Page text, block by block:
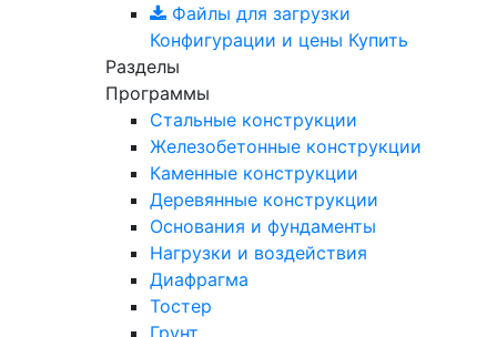
Файлы для загрузки
Конфигурации и цены Купить
Разделы
Программы
Стальные конструкции
Железобетонные конструкции
Каменные конструкции
Деревянные конструкции
Основания и фундаменты
Нагрузки и воздействия
Диафрагма
Тостер